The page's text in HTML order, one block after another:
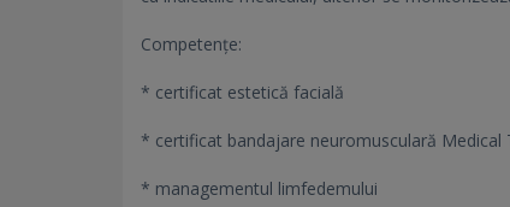
Competențe:
* certificat estetică facială
* certificat bandajare neuromusculară Medical
* managementul limfedemului